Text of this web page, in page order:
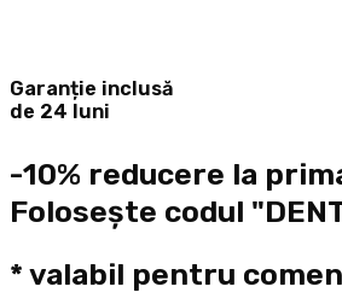
Garanție inclusă
de 24 luni
-10% reducere la
Folosește codul
* valabil pentru